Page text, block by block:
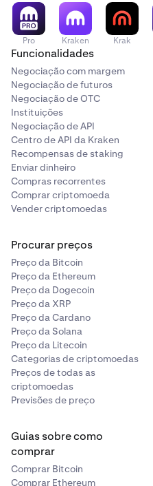
Pro Kraken Krak
Funcionalidades
Negociação com margem
Negociação de futuros
Negociação de OTC
Instituições
Negociação de API
Centro de API da Kraken
Recompensas de staking
Enviar dinheiro
Compras recorrentes
Comprar criptomoeda
Vender criptomoedas
Procurar preços
Preço da Bitcoin
Preço da Ethereum
Preço da Dogecoin
Preço da XRP
Preço da Cardano
Preço da Solana
Preço da Litecoin
Categorias de criptomoedas
Preços de todas as
criptomoedas
Previsões de preço
Guias sobre como
comprar
Comprar Bitcoin
Comprar Ethereum